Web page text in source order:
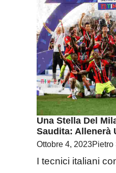
Una Stella Del
Saudita: Allenerà
Ottobre 4, 2023Pietro
I tecnici italiani